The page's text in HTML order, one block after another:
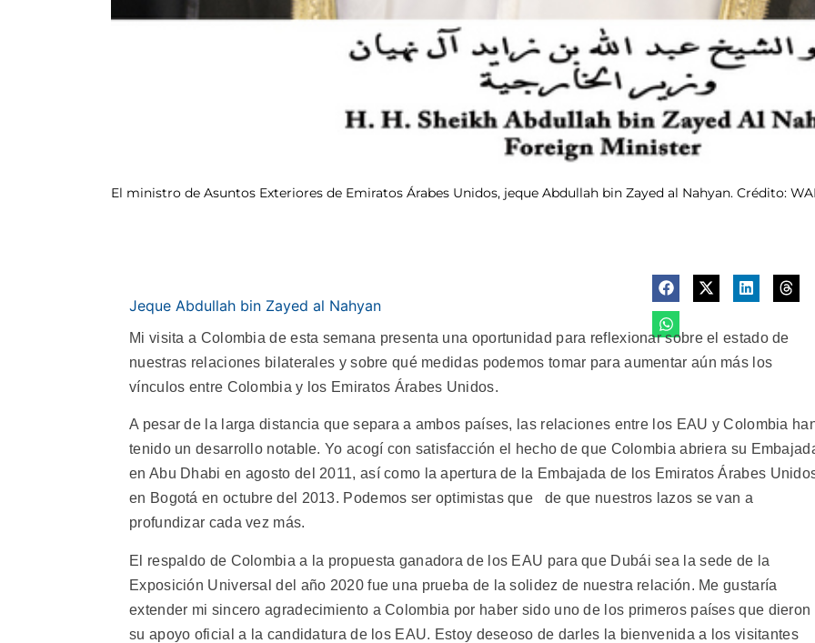
El ministro de Asuntos Exteriores de Emiratos Árabes Unidos, jeque Abdullah bin Zayed al Nahyan. Crédito:
Jeque Abdullah bin Zayed al Nahyan
Mi visita a Colombia de esta semana presenta una oportunidad para reflexionar sobre el estado de
nuestras relaciones bilaterales y sobre qué medidas podemos tomar para aumentar aún más los
vínculos entre Colombia y los Emiratos Árabes Unidos.
A pesar de la larga distancia que separa a ambos países, las relaciones entre los EAU y Colombia
tenido un desarrollo notable. Yo acogí con satisfacción el hecho de que Colombia abriera su
en Abu Dhabi en agosto del 2011, así como la apertura de la Embajada de los Emiratos Árabes
en Bogotá en octubre del 2013. Podemos ser optimistas que de que nuestros lazos se van a
profundizar cada vez más.
El respaldo de Colombia a la propuesta ganadora de los EAU para que Dubái sea la sede de la
Exposición Universal del año 2020 fue una prueba de la solidez de nuestra relación. Me gustaría
extender mi sincero agradecimiento a Colombia por haber sido uno de los primeros países que dieron
su apoyo oficial a la candidatura de los EAU. Estoy deseoso de darles la bienvenida a los visitantes